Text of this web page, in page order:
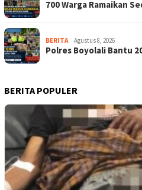
700 Warga Ramaikan
BERITA Agustus 8, 2026
Polres Boyolali Bantu
BERITA POPULER